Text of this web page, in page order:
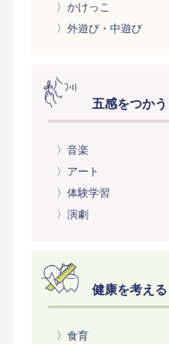
〉かけっこ
〉外遊び・中遊び
五感をつかう
〉音楽
〉アート
〉体験学習
〉演劇
健康を考える
〉食育